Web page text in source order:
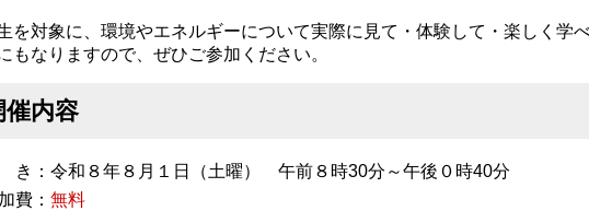
を対象に、環境やエネルギーについて実際に見て・体験して・楽しく学
もなりますので、ぜひご参加ください。
催内容
き：令和８年８月１日（土曜） 午前８時30分～午後０時40分
費： 無料